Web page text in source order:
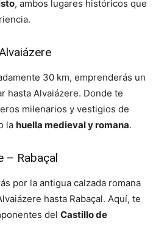
, ambos lugares históricos que
30 km, emprenderás un
hasta Alvaiázere. Donde te
milenarios y vestigios de
la huella medieval y romana.
– Rabaçal
por la antigua calzada romana
hasta Rabaçal. Aquí, te
del Castillo de